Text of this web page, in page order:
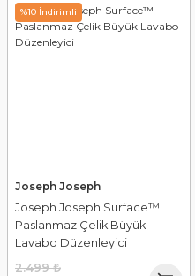
%10 İndirimli
Joseph Joseph
Joseph Joseph Surface™
Paslanmaz Çelik Büyük
Lavabo Düzenleyici
2.499 ₺